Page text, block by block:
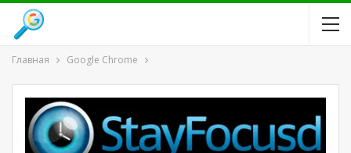
Главная Google Chrome